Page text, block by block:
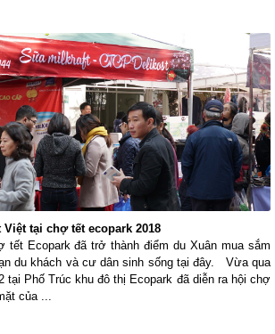
tại chợ tết ecopark 2018
tết Ecopark đã trở thành điểm du Xuân mua sắm
du khách và cư dân sinh sống tại đây. Vừa qua
tại Phố Trúc khu đô thị Ecopark đã diễn ra hội chợ
của ...